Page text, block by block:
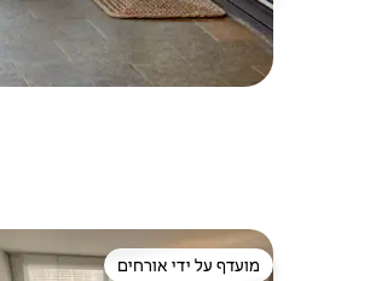
מועדף על ידי אורחים
מועדף על ידי אורחים